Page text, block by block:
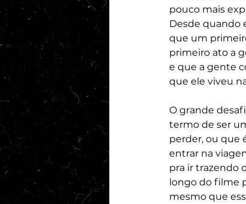
pouco mais
Desde quando
que um
primeiro ato a
e que a gente
que ele viveu
O grande
termo de ser
perder, ou que
entrar na
pra ir trazendo
longo do filme
mesmo que